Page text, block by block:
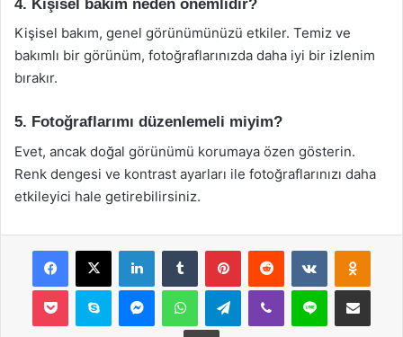
4. Kişisel bakım neden önemlidir?
Kişisel bakım, genel görünümünüzü etkiler. Temiz ve
bakımlı bir görünüm, fotoğraflarınızda daha iyi bir izlenim
bırakır.
5. Fotoğraflarımı düzenlemeli miyim?
Evet, ancak doğal görünümü korumaya özen gösterin.
Renk dengesi ve kontrast ayarları ile fotoğraflarınızı daha
etkileyici hale getirebilirsiniz.
Facebook
X LinkedInTumblr PinterestReddit VKontakte
Pocket Skype MessengerWhatsAppTelegramViber Line E-Posta ile
Yazdır